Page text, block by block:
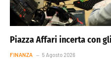
Piazza Affari incerta con
FINANZA 5 Agosto 2026